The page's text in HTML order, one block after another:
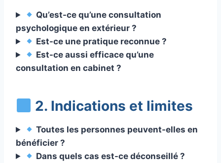
Qu’est-ce qu’une consultation
psychologique en extérieur ?
Est-ce une pratique reconnue ?
Est-ce aussi efficace qu’une
consultation en cabinet ?
2. Indications et limites
Toutes les personnes peuvent-elles en
bénéficier ?
Dans quels cas est-ce déconseillé ?